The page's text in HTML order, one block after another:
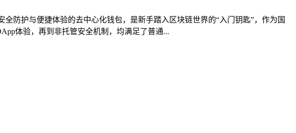
防护与便捷体验的去中心化钱包，是新手踏入区块链世界的“入门钥匙”，作为国
体验，再到非托管安全机制，均满足了普通...